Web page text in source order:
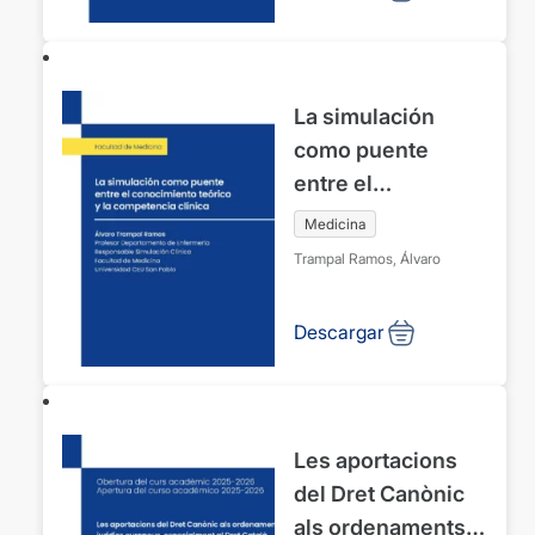
2026. Universidad
La simulación
como puente
entre el
conocimiento
teórico y la
clínica. Facultad
de Medicina.
Festividad de San
Lucas 18 de
octubre de 2025
Medicina
Trampal Ramos, Álvaro
Descargar
Les aportacions
del Dret Canònic
als ordenaments